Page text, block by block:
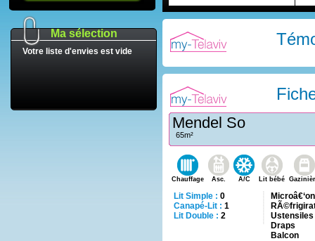
Ma sélection
Votre liste d'envies est vide
Mendel So
65m²
Chauffage Asc. A/C Lit bébé
Lit Simple : 0
Canapé-Lit : 1
Lit Double : 2
Draps
Balcon